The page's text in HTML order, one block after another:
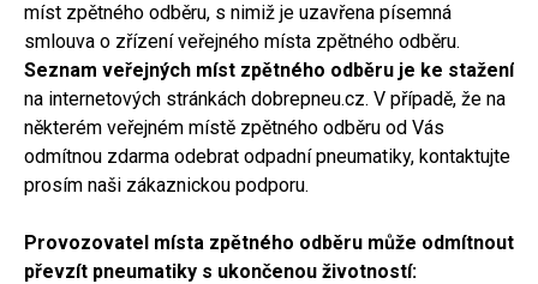
míst zpětného odběru, s nimiž je uzavřena písemná
smlouva o zřízení veřejného místa zpětného odběru.
Seznam veřejných míst zpětného odběru je ke stažení
na internetových stránkách dobrepneu.cz. V případě, že na
některém veřejném místě zpětného odběru od Vás
odmítnou zdarma odebrat odpadní pneumatiky, kontaktujte
prosím naši zákaznickou podporu.
Provozovatel místa zpětného odběru může odmítnout
převzít pneumatiky s ukončenou životností: